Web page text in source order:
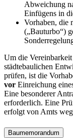
Abweichung
Einfügens in
Vorhaben, die
(„Bauturbo“)
Um die
städtebaulichen
prüfen, ist die
vor Einreichung
Eine besonderer
erforderlich. Eine
erfolgt von Amts
Baumemorandum